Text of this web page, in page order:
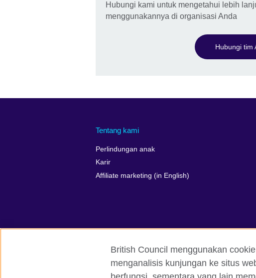
Hubungi kami untuk mengetahui lebih
menggunakannya di organisasi Anda
Hubungi tim
Tentang kami
Perlindungan anak
Karir
Affiliate marketing (in English)
British Council global Kerahasiaan dan
British Council menggunakan
menganalisis kunjungan ke situs